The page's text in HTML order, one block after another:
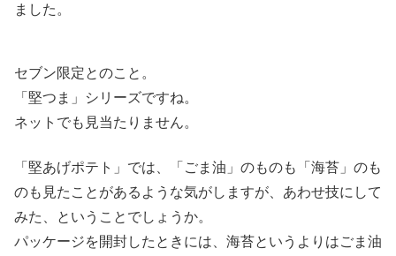
ました。
セブン限定とのこと。
「堅つま」シリーズですね。
ネットでも見当たりません。
「堅あげポテト」では、「ごま油」のものも「海苔」のも
のも見たことがあるような気がしますが、あわせ技にして
みた、ということでしょうか。
パッケージを開封したときには、海苔というよりはごま油